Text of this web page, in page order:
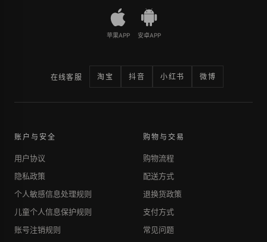
苹果APP 安卓APP
在线客服 淘宝 抖音 小红书 微博
账户与安全
用户协议
隐私政策
个人敏感信息处理规则
儿童个人信息保护规则
账号注销规则
购物与交易
购物流程
配送方式
退换货政策
支付方式
常见问题